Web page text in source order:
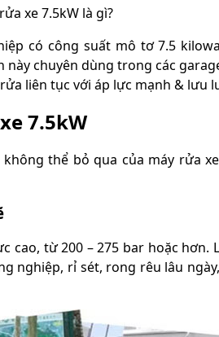
xe 7.5kW là gì?
có công suất mô tơ 7.5
này chuyên dùng trong các
liên tục với áp lực mạnh & lưu
7.5kW
thể bỏ qua của máy rửa
cao, từ 200 – 275 bar hoặc
nghiệp, rỉ sét, rong rêu lâu